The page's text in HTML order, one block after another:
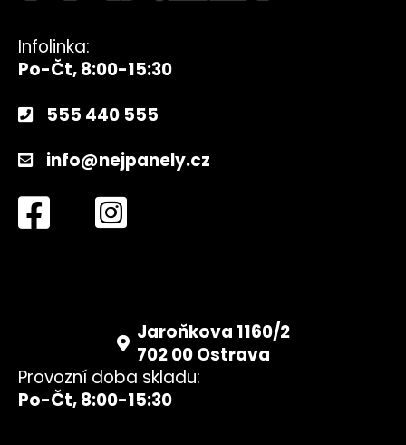
Infolinka:
Po-Čt, 8:00-15:30
555 440 555
info@nejpanely.cz
Jaroňkova 1160/2
702 00 Ostrava
Provozní doba skladu:
Po-Čt, 8:00-15:30